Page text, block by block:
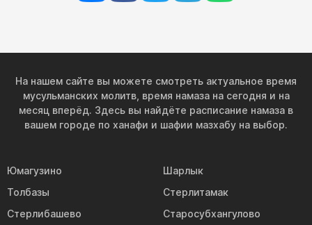
На нашем сайте вы можете смотреть актуальное время
мусульманских молитв, время намаза на сегодня и на
месяц вперёд. Здесь вы найдёте расписание намаза в
вашем городе по ханафи и шафии мазхабу на выбор.
Юмагузино
Шарлык
Толбазы
Стерлитамак
Стерлибашево
Старосубхангулово